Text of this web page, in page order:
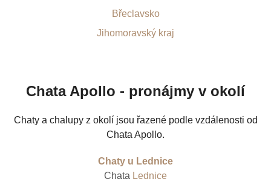
Břeclavsko
Jihomoravský kraj
Chata Apollo - pronájmy v okolí
Chaty a chalupy z okolí jsou řazené podle vzdálenosti od
Chata Apollo.
Chaty u Lednice
Chata Lednice